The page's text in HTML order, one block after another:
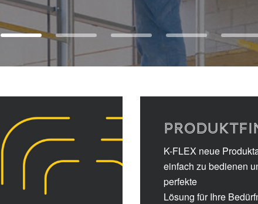
K-FLEX neue
einfach zu bedienen
perfekte
Lösung für Ihre